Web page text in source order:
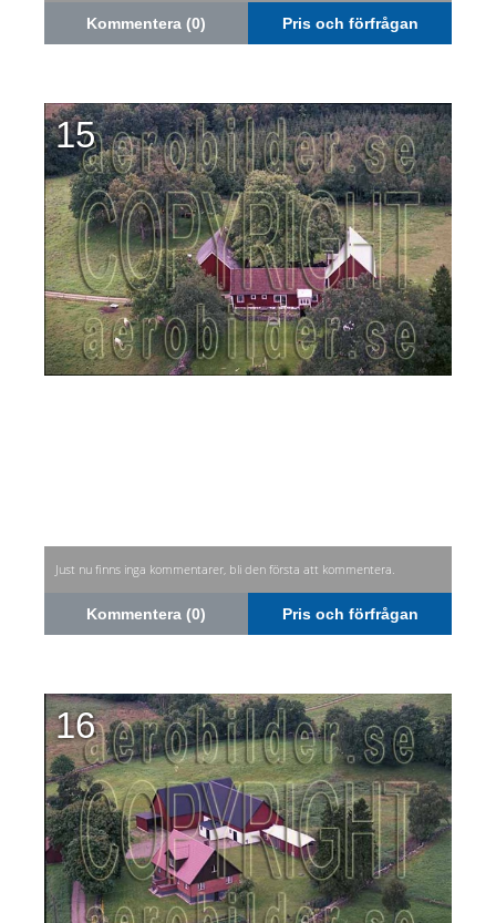
Kommentera (0) Pris och förfrågan
15
Just nu finns inga kommentarer, bli den första att kommentera.
Kommentera (0) Pris och förfrågan
16